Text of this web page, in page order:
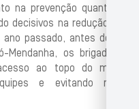
na prevenção quanto no
decisivos na redução dos
passado, antes de um
Mendanha, os brigadistas
ao topo do morro,
e evitando maior